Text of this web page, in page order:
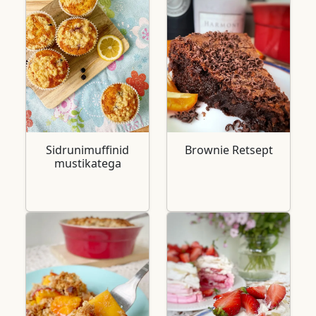
Sidrunimuffinid
mustikatega
Brownie Retsept